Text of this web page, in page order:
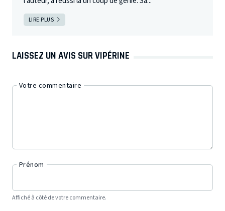
LIRE PLUS
LAISSEZ UN AVIS SUR VIPÉRINE
Votre commentaire
Prénom
Affiché à côté de votre commentaire.